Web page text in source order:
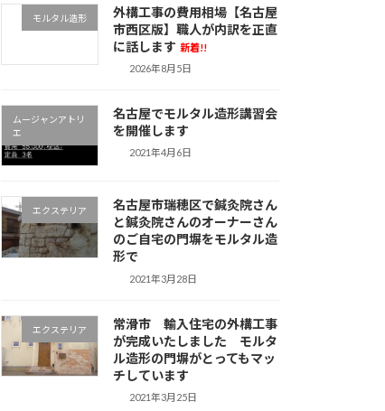
モルタル造形
外構工事の費用相場【名古屋
市西区版】職人が内訳を正直
に話します 新着!!
2026年8月5日
ムージャンアトリ
エ
名古屋でモルタル造形講習会
を開催します
2021年4月6日
エクステリア
名古屋市瑞穂区で鍼灸院さん
と鍼灸院さんのオーナーさん
のご自宅の門塀をモルタル造
形で
2021年3月28日
エクステリア
常滑市 輸入住宅の外構工事
が完成いたしました モルタ
ル造形の門塀がとってもマッ
チしています
2021年3月25日